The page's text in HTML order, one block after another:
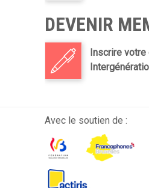
DEVENIR
Inscrire
Avec le soutien de :